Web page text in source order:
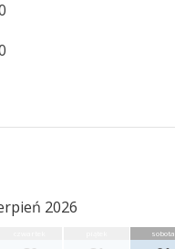
2026
sobota